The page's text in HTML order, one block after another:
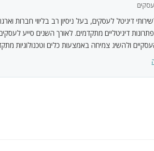
דיגיטל לעסקים, בעל ניסיון רב בליווי חברות
דיגיטליים מתקדמים. לאורך השנים סייע
ולהשיג צמיחה באמצעות כלים וטכנולוגיות